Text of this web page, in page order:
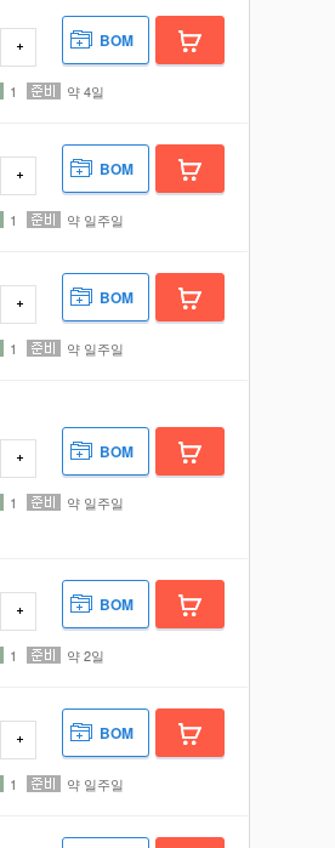
기
기
더하
더하
더하
더하
BOM
1 약 4일
더하
BOM
1 약 일주일
BOM
1 약 일주일
BOM
1 약 일주일
BOM
1 약 2일
BOM
1 약 일주일